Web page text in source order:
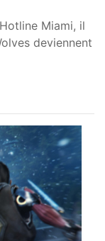
Miami, il
deviennent